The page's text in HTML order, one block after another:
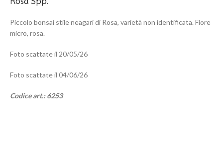
Piccolo bonsai stile neagari di Rosa, varietà non identificata. Fiore
micro, rosa.
Foto scattate il 20/05/26
Foto scattate il 04/06/26
Codice art.: 6253